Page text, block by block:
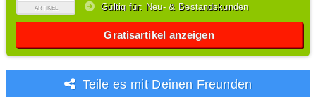
ARTIKEL
Gültig für: Neu- & Bestandskunden
Gratisartikel anzeigen
Teile es mit Deinen Freunden